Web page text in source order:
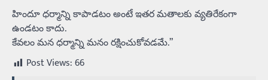
హిందూ ధర్మాన్ని కాపాడటం అంటే ఇతర మతాలకు వ్యతిరేకంగా
ఉండటం కాదు.
కేవలం మన ధర్మాన్ని మనం రక్షించుకోవడమే.”
Post Views:66